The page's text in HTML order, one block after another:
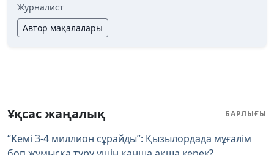
Журналист
Автор мақалалары
Ұқсас жаңалық БАРЛЫҒЫ
“Кемі 3-4 миллион сұрайды”: Қызылордада мұғалім